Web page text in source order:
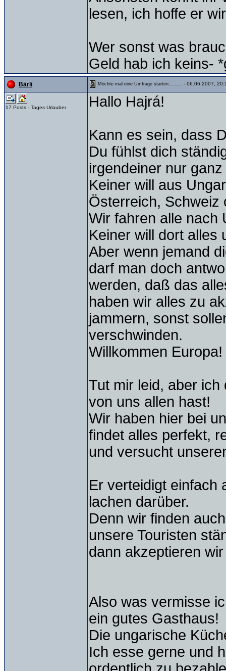
lesen, ich hoffe er
Wer sonst was
Geld hab ich keins-
Bärli Möchte mal eine Umfrage starten......... - 06.06.2007,
17 Posts - Tages Urlauber Hallo Hajrá!
Kann es sein, dass
Du fühlst dich
irgendeiner nur
Keiner will aus
Österreich, Schweiz
Wir fahren alle nach
Keiner will dort alles
Aber wenn jemand
darf man doch
werden, daß das
haben wir alles zu
jammern, sonst
verschwinden.
Willkommen
Tut mir leid, aber
von uns allen hast!
Wir haben hier bei
findet alles perfekt,
und versucht
Er verteidigt einfach
lachen darüber.
Denn wir finden
unsere Touristen
dann akzeptieren
Also was vermisse
ein gutes Gasthaus!
Die ungarische
Ich esse gerne und